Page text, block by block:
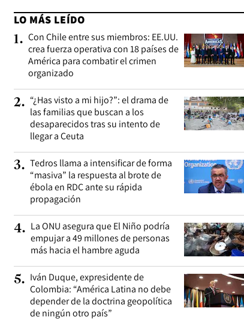
LO MÁS LEÍDO
1. Con Chile entre sus miembros: EE.UU.
crea fuerza operativa con 18 países de
América para combatir el crimen
organizado
2. “¿Has visto a mi hijo?”: el drama de
las familias que buscan a los
desaparecidos tras su intento de
llegar a Ceuta
3. Tedros llama a intensificar de forma
“masiva” la respuesta al brote de
ébola en RDC ante su rápida
propagación
4. La ONU asegura que El Niño podría
empujar a 49 millones de personas
más hacia el hambre aguda
5. Iván Duque, expresidente de
Colombia: “América Latina no debe
depender de la doctrina geopolítica
de ningún otro país”